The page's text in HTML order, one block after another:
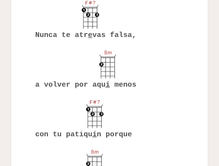
Nunca te atrevas falsa,
a volver por aquímenos
con tu patiquín porque